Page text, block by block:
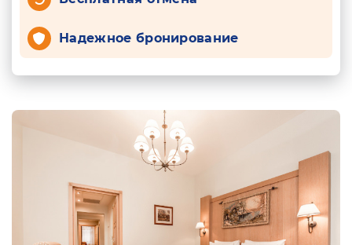
Надежное бронирование